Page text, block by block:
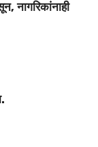
नागरिकांनाही